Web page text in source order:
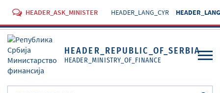
HEADER_ASK_MINISTER HEADER_LANG_CYR
HEADER_REPUBLIC_OF_SERBIA
HEADER_MINISTRY_OF_FINANCE